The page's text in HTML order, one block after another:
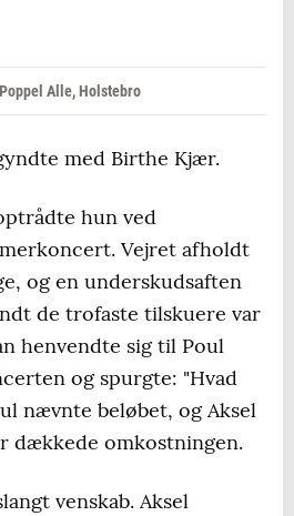
Alle, Holstebro
med Birthe Kjær.
hun ved
Vejret afholdt
og en underskudsaften
de trofaste tilskuere var
henvendte sig til Poul
og spurgte: "Hvad
nævnte beløbet, og Aksel
dækkede omkostningen.
venskab. Aksel